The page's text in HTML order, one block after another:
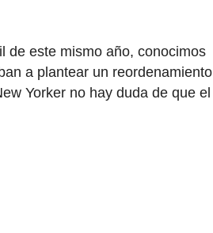
de este mismo año, conocimos
a plantear un reordenamiento
Yorker no hay duda de que el